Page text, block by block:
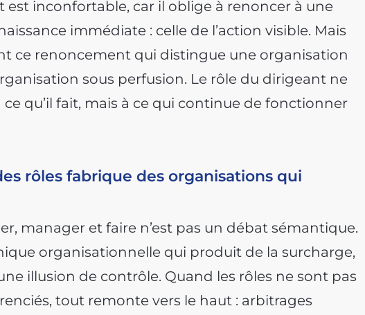
est inconfortable, car il oblige à renoncer à une
immédiate : celle de l’action visible. Mais
ce renoncement qui distingue une organisation
sous perfusion. Le rôle du dirigeant ne
ce qu’il fait, mais à ce qui continue de fonctionner
rôles fabrique des organisations qui
manager et faire n’est pas un débat sémantique.
organisationnelle qui produit de la surcharge,
illusion de contrôle. Quand les rôles ne sont pas
tout remonte vers le haut : arbitrages